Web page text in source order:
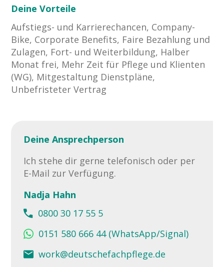
Deine Vorteile
Aufstiegs- und Karrierechancen, Company-
Bike, Corporate Benefits, Faire Bezahlung und
Zulagen, Fort- und Weiterbildung, Halber
Monat frei, Mehr Zeit für Pflege und Klienten
(WG), Mitgestaltung Dienstpläne,
Unbefristeter Vertrag
Deine Ansprechperson
Ich stehe dir gerne telefonisch oder per
E-Mail zur Verfügung.
Nadja Hahn
0800 30 17 55 5
0151 580 666 44 (WhatsApp/Signal)
work@deutschefachpflege.de